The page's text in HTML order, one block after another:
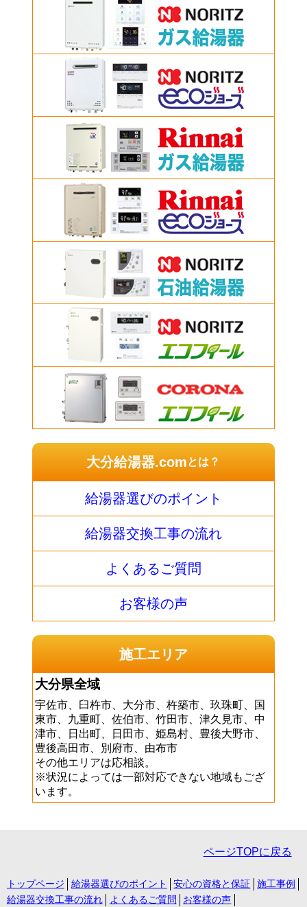
大分給湯器.comとは？
給湯器選びのポイント
給湯器交換工事の流れ
よくあるご質問
お客様の声
施工エリア
大分県全域
宇佐市、臼杵市、大分市、杵築市、玖珠町、国
東市、九重町、佐伯市、竹田市、津久見市、中
津市、日出町、日田市、姫島村、豊後大野市、
豊後高田市、別府市、由布市
その他エリアは応相談。
※状況によっては一部対応できない地域もござ
います。
ページTOPに戻る
トップページ 給湯器選びのポイント 安心の資格と保証
施工事例
給湯器交換工事の流れ
よくあるご質問 お客様の声